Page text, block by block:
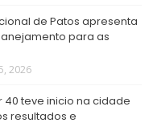
de Patos apresenta
para as
2026
40 teve inicio na cidade
resultados e